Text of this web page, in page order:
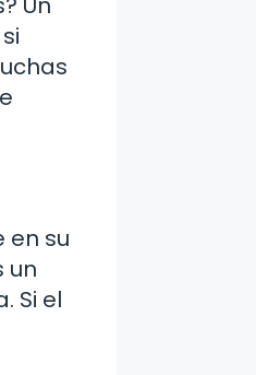
en su
un
Si el